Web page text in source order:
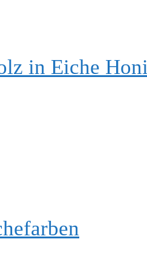
in Eiche